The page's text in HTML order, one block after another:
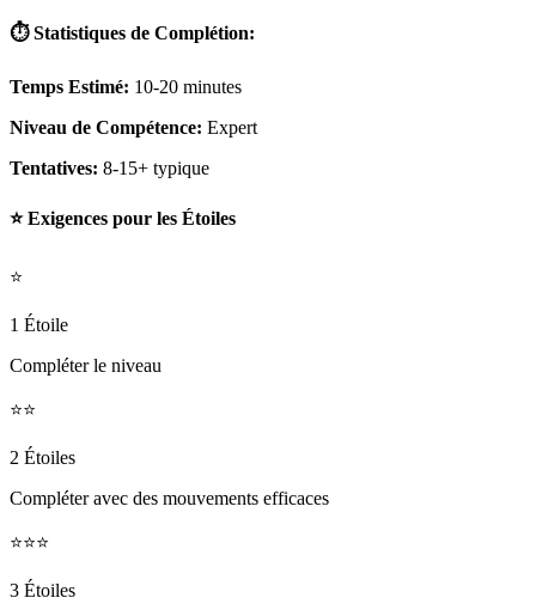
⏱️ Statistiques de Complétion:
Temps Estimé: 10-20 minutes
Niveau de Compétence: Expert
Tentatives: 8-15+ typique
⭐ Exigences pour les Étoiles
⭐
1 Étoile
Compléter le niveau
⭐⭐
2 Étoiles
Compléter avec des mouvements efficaces
⭐⭐⭐
3 Étoiles